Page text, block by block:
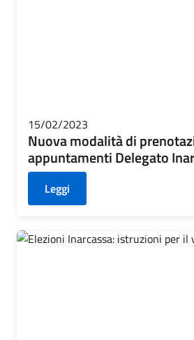
15/02/2023
Nuova modalità di
appuntamenti Delegato
Leggi